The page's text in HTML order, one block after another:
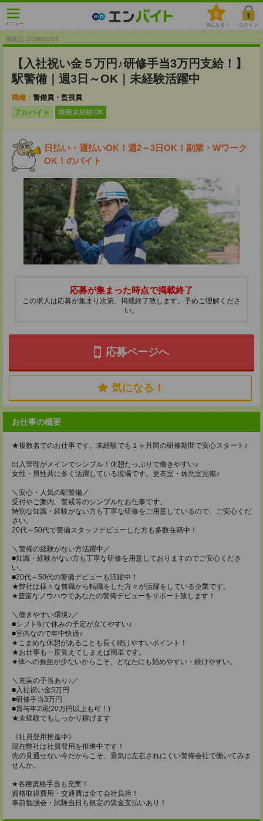
メニュー
0
気になる！ ログイン
掲載日 :2026/01/05
【入社祝い金５万円♪研修手当3万円支給！】
駅警備｜週3日～OK｜未経験活躍中
職種： 警備員・監視員
アルバイト
職種未経験OK
日払い・週払いOK！週2～3日OK！副業・Wワーク
OK！のバイト
応募が集まった時点で掲載終了
この求人は応募が集まり次第、掲載終了致します。予めご理解くださ
い。
応募ページへ
気になる！
お仕事の概要
★複数名でのお仕事です。未経験でも１ヶ月間の研修期間で安心スタート♪
出入管理がメインでシンプル！休憩たっぷりで働きやすい♪
女性・男性共に多く活躍している現場です。更衣室・休憩室完備♪
＼安心・人気の駅警備／
受付やご案内、警戒等のシンプルなお仕事です。
特別な知識・経験がない方も丁寧な研修をご用意しているので、ご安心くだ
さい。
20代～50代で警備スタッフデビューした方も多数在籍中！
＼警備の経験がない方活躍中／
■知識・経験がない方も丁寧な研修を用意しておりますのでご安心くださ
い。
■20代～50代の警備デビューも活躍中！
★弊社は様々な前職から転職をした方々が活躍をしている企業です。
★豊富なノウハウであなたの警備デビューをサポート致します！
＼働きやすい環境♪／
■シフト制で休みの予定が立てやすい♪
■室内なので年中快適♪
★こまめな休憩があることも長く続けやすいポイント！
★お仕事も一度覚えてしまえば簡単です。
★体への負担が少ないからこそ、どなたにも始めやすい・続けやすい。
＼充実の手当あり♪／
■入社祝い金5万円
■研修手当3万円
■賞与年2回(20万円以上も可！)
★未経験でもしっかり稼げます
《社員登用推進中》
現在弊社は社員登用を推進中です！
先の見通せない今だからこそ、景気に左右されにくい警備会社で働いてみま
せんか。
★各種資格手当も充実！
資格取得費用・交通費は全て会社負担！
事前勉強会・試験当日も規定の賃金支払いあり！